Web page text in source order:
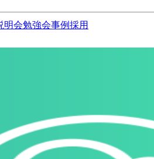
明会勉強会事例採用